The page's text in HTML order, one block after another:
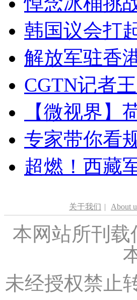
韩国议会打
解放军驻香
CGTN记者
【微视界】
专家带你看
超燃！西藏
关于我们 | About
本网站所刊
未经授权禁止